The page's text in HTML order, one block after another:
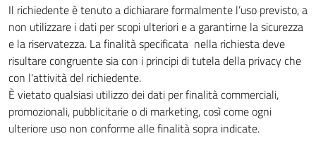
Il richiedente è tenuto a dichiarare formalmente l’uso previsto, a
non utilizzare i dati per scopi ulteriori e a garantirne la sicurezza
e la riservatezza. La finalità specificata nella richiesta deve
risultare congruente sia con i principi di tutela della privacy che
con l'attività del richiedente.
È vietato qualsiasi utilizzo dei dati per finalità commerciali,
promozionali, pubblicitarie o di marketing, così come ogni
ulteriore uso non conforme alle finalità sopra indicate.